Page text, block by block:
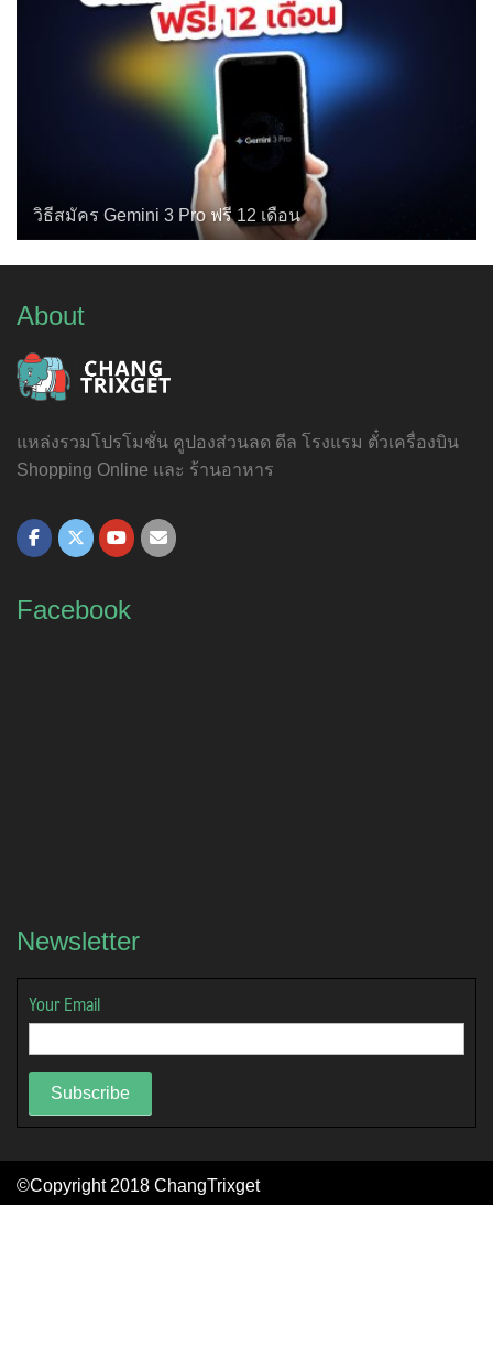
วิธีสมัคร Gemini 3 Pro ฟรี 12 เดือน
About
แหล่งรวมโปรโมชั่น คูปองส่วนลด ดีล โรงแรม ตั๋วเครื่องบิน
Shopping Online และ ร้านอาหาร
Facebook
Newsletter
Your Email
Subscribe
©Copyright 2018 ChangTrixget